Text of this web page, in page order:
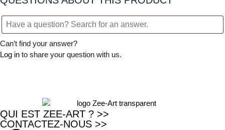
Can’t find your answer?
Log in to share your question with us.
QUI EST ZEE-ART ? >>
CONTACTEZ-NOUS >>